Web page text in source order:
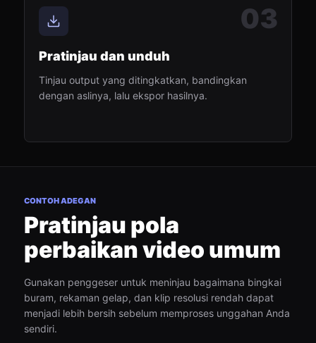
03
Pratinjau dan unduh
Tinjau output yang ditingkatkan, bandingkan
dengan aslinya, lalu ekspor hasilnya.
CONTOH ADEGAN
Pratinjau pola
perbaikan video umum
Gunakan penggeser untuk meninjau bagaimana bingkai
buram, rekaman gelap, dan klip resolusi rendah dapat
menjadi lebih bersih sebelum memproses unggahan Anda
sendiri.00:18